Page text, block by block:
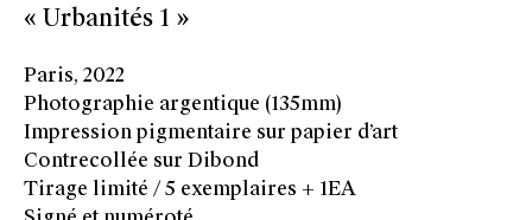
« Urbanités 1 »
Paris, 2022
Photographie argentique (135mm)
Impression pigmentaire sur papier d’art
Contrecollée sur Dibond
Tirage limité / 5 exemplaires + 1EA